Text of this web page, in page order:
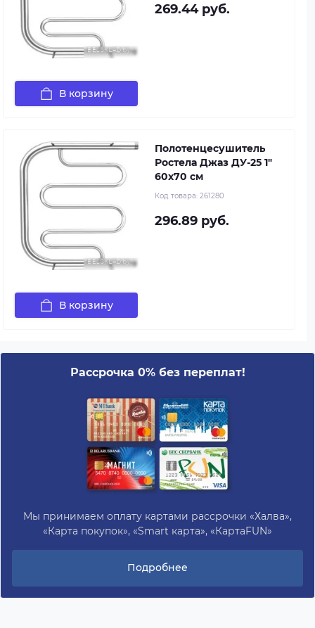
269.44 руб.
В корзину
Полотенцесушитель
Ростела Джаз ДУ-25 1"
60x70 см
Код товара: 261280
296.89 руб.
В корзину
Рассрочка 0% без переплат!
Мы принимаем оплату картами рассрочки «Халва»,
«Карта покупок», «Smart карта», «КартаFUN»
Подробнее